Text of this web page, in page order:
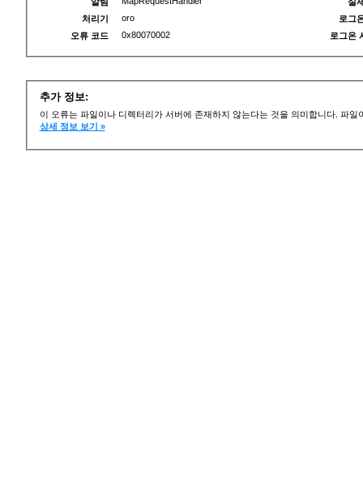
처리기
oro
오류 코드
0x80070002
로그
로그온
추가 정보:
이 오류는 파일이나 디렉터리가 서버에 존재하지 않는다는 것을 의미합니다. 파
상세 정보 보기 »